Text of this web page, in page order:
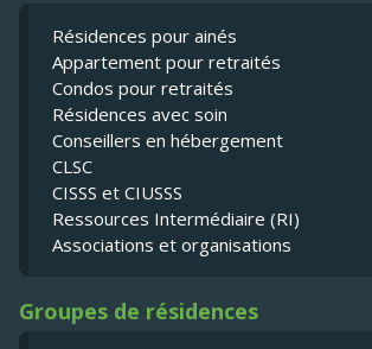
Résidences pour ainés
Appartement pour retraités
Condos pour retraités
Résidences avec soin
Conseillers en hébergement
CLSC
CISSS et CIUSSS
Ressources Intermédiaire (RI)
Associations et organisations
Groupes de résidences